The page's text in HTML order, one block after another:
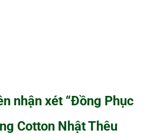
nhận xét “Đồng Phục
Cotton Nhật Thêu